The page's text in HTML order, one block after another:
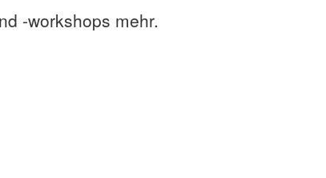
-workshops mehr.